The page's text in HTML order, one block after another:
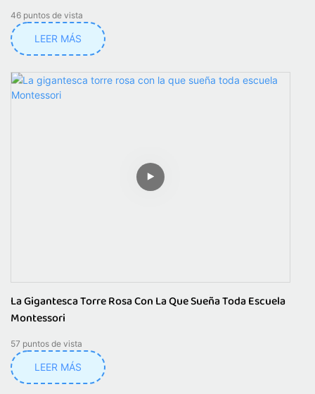
46 puntos de vista
LEER MÁS
La Gigantesca Torre Rosa Con La Que Sueña Toda Escuela
Montessori
57 puntos de vista
LEER MÁS